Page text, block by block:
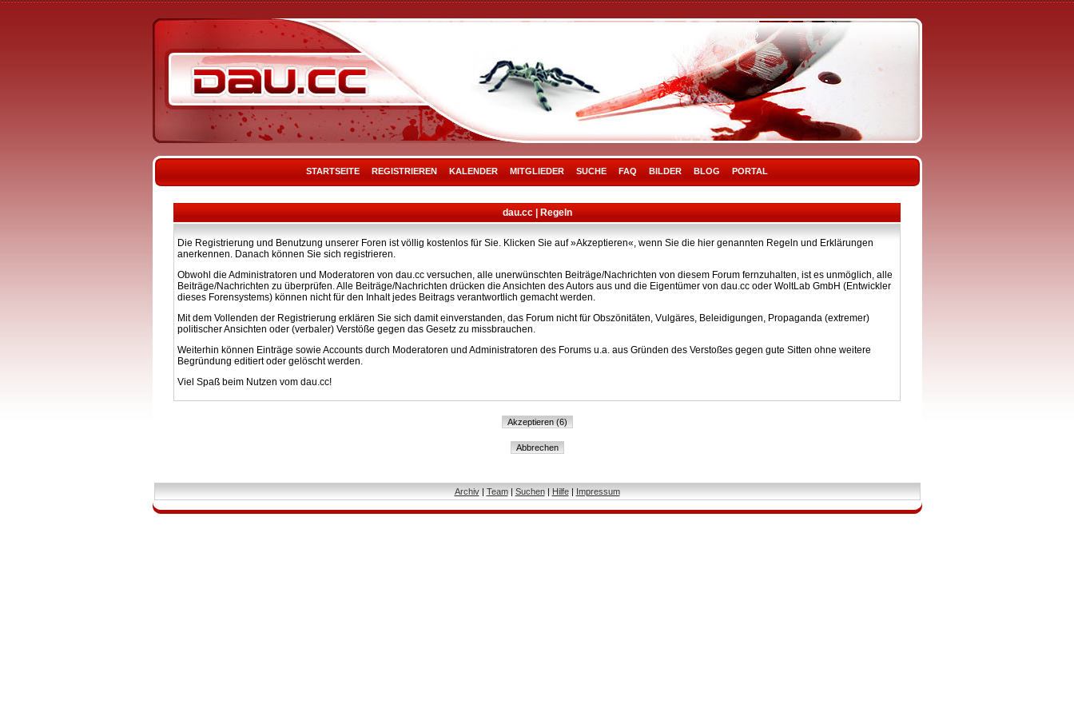
STARTSEITE REGISTRIEREN KALENDER MITGLIEDER SUCHE FAQ BILDER BLOG PORTAL
dau.cc | Regeln
Die Registrierung und Benutzung unserer Foren ist völlig kostenlos für Sie. Klicken Sie auf »Akzeptieren«, wenn Sie die hier genannten Regeln und Erklärungen
anerkennen. Danach können Sie sich registrieren.
Obwohl die Administratoren und Moderatoren von dau.cc versuchen, alle unerwünschten Beiträge/Nachrichten von diesem Forum fernzuhalten, ist es unmöglich, alle
Beiträge/Nachrichten zu überprüfen. Alle Beiträge/Nachrichten drücken die Ansichten des Autors aus und die Eigentümer von dau.cc oder WoltLab GmbH (Entwickler
dieses Forensystems) können nicht für den Inhalt jedes Beitrags verantwortlich gemacht werden.
Mit dem Vollenden der Registrierung erklären Sie sich damit einverstanden, das Forum nicht für Obszönitäten, Vulgäres, Beleidigungen, Propaganda (extremer)
politischer Ansichten oder (verbaler) Verstöße gegen das Gesetz zu missbrauchen.
Weiterhin können Einträge sowie Accounts durch Moderatoren und Administratoren des Forums u.a. aus Gründen des Verstoßes gegen gute Sitten ohne weitere
Begründung editiert oder gelöscht werden.
Viel Spaß beim Nutzen vom dau.cc!
Archiv| Team| Suchen| Hilfe| Impressum